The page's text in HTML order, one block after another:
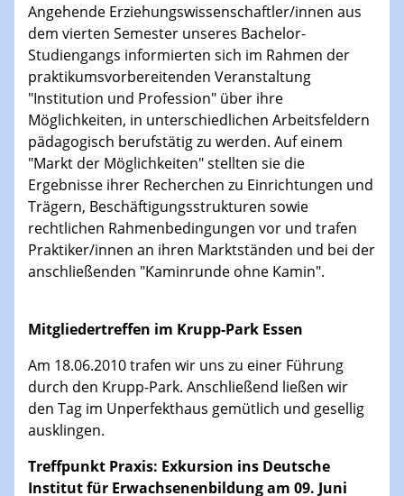
Angehende Erziehungswissenschaftler/innen aus
dem vierten Semester unseres Bachelor-
Studiengangs informierten sich im Rahmen der
praktikumsvorbereitenden Veranstaltung
"Institution und Profession" über ihre
Möglichkeiten, in unterschiedlichen Arbeitsfeldern
pädagogisch berufstätig zu werden. Auf einem
"Markt der Möglichkeiten" stellten sie die
Ergebnisse ihrer Recherchen zu Einrichtungen und
Trägern, Beschäftigungsstrukturen sowie
rechtlichen Rahmenbedingungen vor und trafen
Praktiker/innen an ihren Marktständen und bei der
anschließenden "Kaminrunde ohne Kamin".
Mitgliedertreffen im Krupp-Park Essen
Am 18.06.2010 trafen wir uns zu einer Führung
durch den Krupp-Park. Anschließend ließen wir
den Tag im Unperfekthaus gemütlich und gesellig
ausklingen.
Treffpunkt Praxis: Exkursion ins Deutsche
Institut für Erwachsenenbildung am 09. Juni